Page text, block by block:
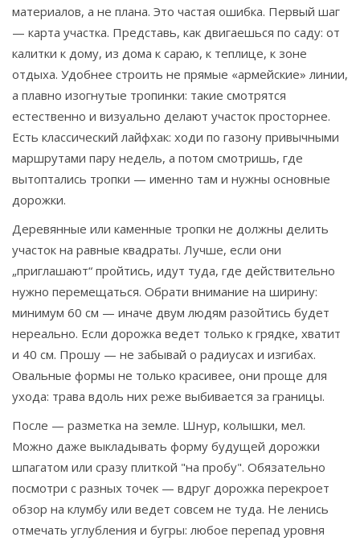
материалов, а не плана. Это частая ошибка. Первый шаг
— карта участка. Представь, как двигаешься по саду: от
калитки к дому, из дома к сараю, к теплице, к зоне
отдыха. Удобнее строить не прямые «армейские» линии,
а плавно изогнутые тропинки: такие смотрятся
естественно и визуально делают участок просторнее.
Есть классический лайфхак: ходи по газону привычными
маршрутами пару недель, а потом смотришь, где
вытоптались тропки — именно там и нужны основные
дорожки.
Деревянные или каменные тропки не должны делить
участок на равные квадраты. Лучше, если они
„приглашают“ пройтись, идут туда, где действительно
нужно перемещаться. Обрати внимание на ширину:
минимум 60 см — иначе двум людям разойтись будет
нереально. Если дорожка ведет только к грядке, хватит
и 40 см. Прошу — не забывай о радиусах и изгибах.
Овальные формы не только красивее, они проще для
ухода: трава вдоль них реже выбивается за границы.
После — разметка на земле. Шнур, колышки, мел.
Можно даже выкладывать форму будущей дорожки
шпагатом или сразу плиткой "на пробу". Обязательно
посмотри с разных точек — вдруг дорожка перекроет
обзор на клумбу или ведет совсем не туда. Не ленись
отмечать углубления и бугры: любое перепад уровня